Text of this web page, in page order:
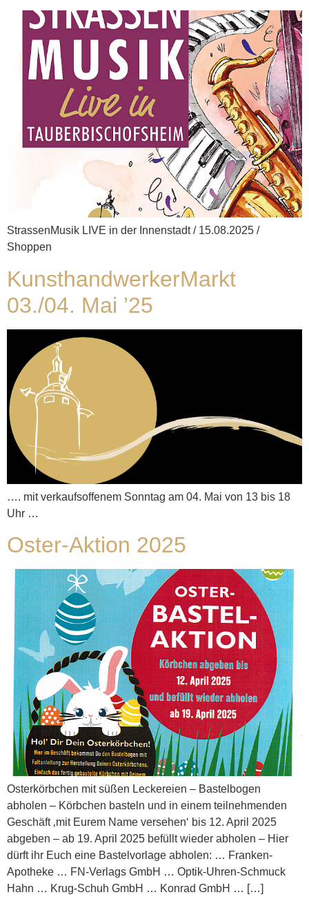
StrassenMusik LIVE in der Innenstadt / 15.08.2025 /
Shoppen
KunsthandwerkerMarkt
03./04. Mai ’25
…. mit verkaufsoffenem Sonntag am 04. Mai von 13 bis 18
Uhr …
Oster-Aktion 2025
Osterkörbchen mit süßen Leckereien – Bastelbogen
abholen – Körbchen basteln und in einem teilnehmenden
Geschäft ‚mit Eurem Name versehen‘ bis 12. April 2025
abgeben – ab 19. April 2025 befüllt wieder abholen – Hier
dürft ihr Euch eine Bastelvorlage abholen: … Franken-
Apotheke … FN-Verlags GmbH … Optik-Uhren-Schmuck
Hahn … Krug-Schuh GmbH … Konrad GmbH … […]